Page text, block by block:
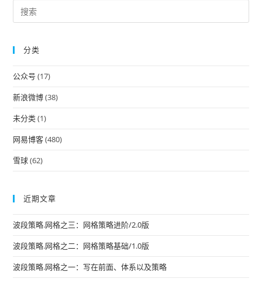
分类
公众号 (17)
新浪微博(38)
未分类(1)
网易博客(480)
雪球(62)
近期文章
波段策略.网格之三：网格策略进阶/2.0版
波段策略.网格之二：网格策略基础/1.0版
波段策略.网格之一：写在前面、体系以及策略